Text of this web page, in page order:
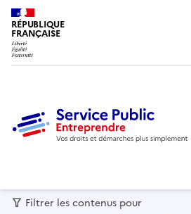
RÉPUBLIQUE
FRANÇAISE
Filtrer les contenus pour